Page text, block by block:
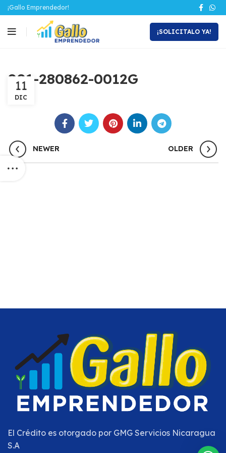
¡Gallo Emprendedor!
¡SOLICITALO YA!
001-280862-0012G
11
DIC
NEWER OLDER
El Crédito es otorgado por GMG Servicios Nicaragua
S.A